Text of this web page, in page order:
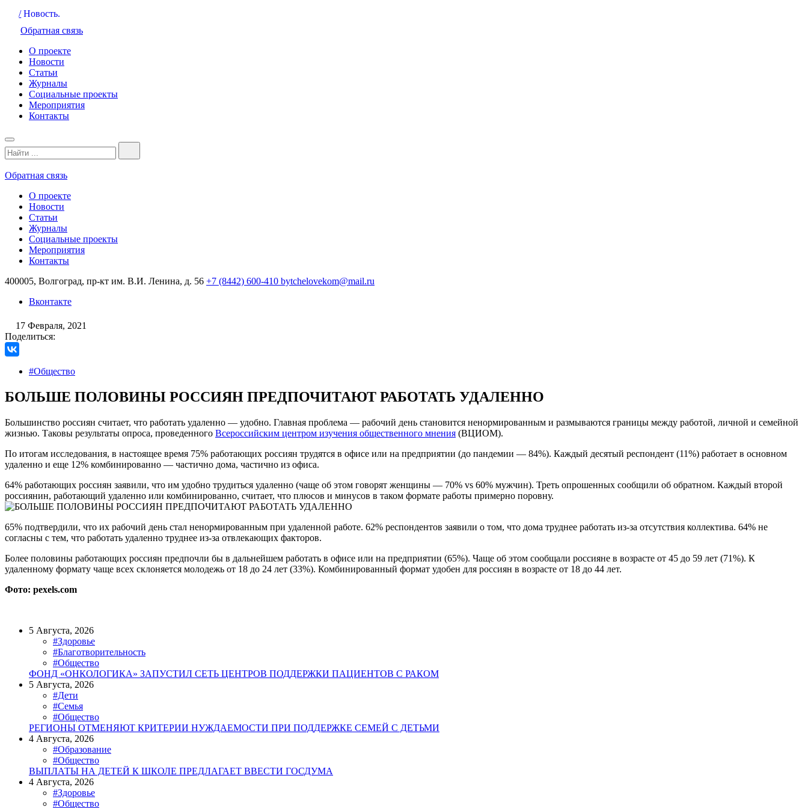
/ Новость.
Обратная связь
О проекте
Новости
Статьи
Журналы
Социальные проекты
Мероприятия
Контакты
Обратная связь
О проекте
Новости
Статьи
Журналы
Социальные проекты
Мероприятия
Контакты
400005, Волгоград, пр-кт им. В.И. Ленина, д. 56 +7 (8442) 600-410 bytchelovekom@mail.ru
Вконтакте
17 Февраля, 2021
Поделиться:
#Общество
БОЛЬШЕ ПОЛОВИНЫ РОССИЯН ПРЕДПОЧИТАЮТ РАБОТАТЬ УДАЛЕННО
Большинство россиян считает, что работать удаленно — удобно. Главная проблема — рабочий день становится ненормированным и размываются границы между работой, личной и семейной
жизнью. Таковы результаты опроса, проведенного Всероссийским центром изучения общественного мнения (ВЦИОМ).
По итогам исследования, в настоящее время 75% работающих россиян трудятся в офисе или на предприятии (до пандемии — 84%). Каждый десятый респондент (11%) работает в основном
удаленно и еще 12% комбинированно — частично дома, частично из офиса.
64% работающих россиян заявили, что им удобно трудиться удаленно (чаще об этом говорят женщины — 70% vs 60% мужчин). Треть опрошенных сообщили об обратном. Каждый второй
россиянин, работающий удаленно или комбинированно, считает, что плюсов и минусов в таком формате работы примерно поровну.
65% подтвердили, что их рабочий день стал ненормированным при удаленной работе. 62% респондентов заявили о том, что дома труднее работать из-за отсутствия коллектива. 64% не
согласны с тем, что работать удаленно труднее из-за отвлекающих факторов.
Более половины работающих россиян предпочли бы в дальнейшем работать в офисе или на предприятии (65%). Чаще об этом сообщали россияне в возрасте от 45 до 59 лет (71%). К
удаленному формату чаще всех склоняется молодежь от 18 до 24 лет (33%). Комбинированный формат удобен для россиян в возрасте от 18 до 44 лет.
Фото: pexels.com
5 Августа, 2026
#Здоровье
#Благотворительность
#Общество
ФОНД «ОНКОЛОГИКА» ЗАПУСТИЛ СЕТЬ ЦЕНТРОВ ПОДДЕРЖКИ ПАЦИЕНТОВ С РАКОМ
5 Августа, 2026
#Дети
#Семья
#Общество
РЕГИОНЫ ОТМЕНЯЮТ КРИТЕРИИ НУЖДАЕМОСТИ ПРИ ПОДДЕРЖКЕ СЕМЕЙ С ДЕТЬМИ
4 Августа, 2026
#Образование
#Общество
ВЫПЛАТЫ НА ДЕТЕЙ К ШКОЛЕ ПРЕДЛАГАЕТ ВВЕСТИ ГОСДУМА
4 Августа, 2026
#Здоровье
#Общество